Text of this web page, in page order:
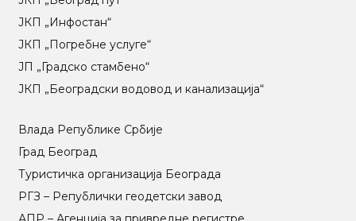
ЈКП „Инфостан“
ЈКП „Погребне услуге“
ЈП „Градско стамбено“
ЈКП „Београдски водовод и канализација“
Влада Републике Србије
Град Београд
Туристичка организација Београда
РГЗ – Републички геодетски завод